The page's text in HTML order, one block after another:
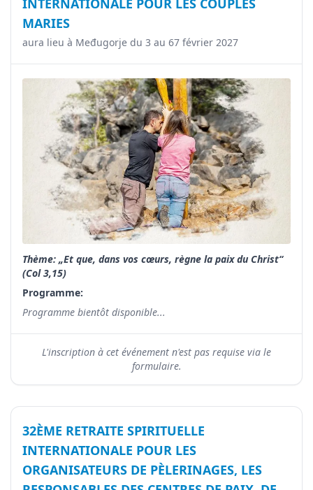
INTERNATIONALE POUR LES COUPLES
MARIES
aura lieu à Međugorje du 3 au 67 février 2027
Thème: „Et que, dans vos cœurs, règne la paix du Christ“
(Col 3,15)
Programme:
Programme bientôt disponible...
L'inscription à cet événement n'est pas requise via le
formulaire.
32ÈME RETRAITE SPIRITUELLE
INTERNATIONALE POUR LES
ORGANISATEURS DE PÈLERINAGES, LES